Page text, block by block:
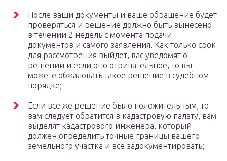
После ваши документы и ваше обращение будет
проверяться и решение должно быть вынесено
в течении 2 недель с момента подачи
документов и самого заявления. Как только срок
для рассмотрения выйдет, вас уведомят о
решении и если оно отрицательное, то вы
можете обжаловать такое решение в судебном
порядке;
Если все же решение было положительным, то
вам следует обратится в кадастровую палату, вам
выделят кадастрового инженера, который
должен определить точные границы вашего
земельного участка и все задокументировать;